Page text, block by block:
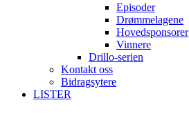
Episoder
Drømmelagene
Hovedsponsorer
Vinnere
Drillo-serien
Kontakt oss
Bidragsytere
LISTER